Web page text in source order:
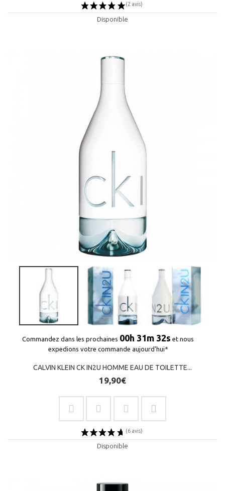
Disponible
Commandez dans les prochaines 00h 31m 32s et nous
expedions votre commande aujourd'hui*
CALVIN KLEIN CK IN2U HOMME EAU DE TOILETTE...
19,90€
Disponible